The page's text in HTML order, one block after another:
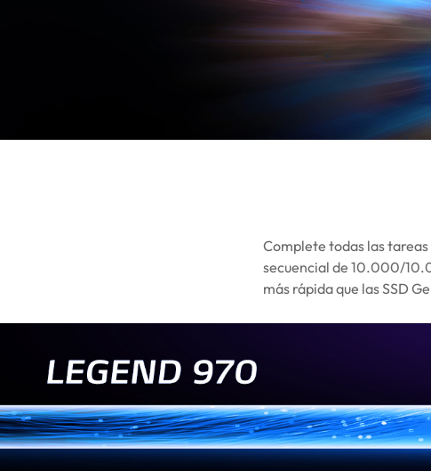
Complete todas las
secuencial de 10.000/
más rápida que las SSD